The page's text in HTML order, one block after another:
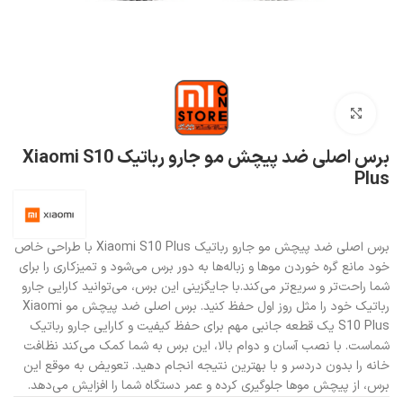
برس اصلی ضد پیچش مو جارو رباتیک Xiaomi S10
Plus
برس اصلی ضد پیچش مو جارو رباتیک Xiaomi S10 Plus با طراحی خاص
خود مانع گره خوردن موها و زباله‌ها به دور برس می‌شود و تمیزکاری را برای
شما راحت‌تر و سریع‌تر می‌کند.با جایگزینی این برس، می‌توانید کارایی جارو
رباتیک خود را مثل روز اول حفظ کنید. برس اصلی ضد پیچش مو Xiaomi
S10 Plus یک قطعه جانبی مهم برای حفظ کیفیت و کارایی جارو رباتیک
شماست. با نصب آسان و دوام بالا، این برس به شما کمک می‌کند نظافت
خانه را بدون دردسر و با بهترین نتیجه انجام دهید. تعویض به موقع این
برس، از پیچش موها جلوگیری کرده و عمر دستگاه شما را افزایش می‌دهد.